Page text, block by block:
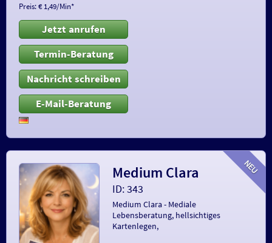
Preis: € 1,49/Min*
Jetzt anrufen
Termin-Beratung
Nachricht schreiben
E-Mail-Beratung
Medium Clara
ID: 343
Medium Clara - Mediale
Lebensberatung, hellsichtiges
Kartenlegen,